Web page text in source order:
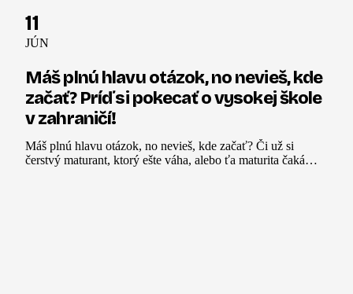
11
JÚN
Máš plnú hlavu otázok, no nevieš, kde
začať? Príď si pokecať o vysokej škole
v zahraničí!
Máš plnú hlavu otázok, no nevieš, kde začať? Či už si
čerstvý maturant, ktorý ešte váha, alebo ťa maturita čaká